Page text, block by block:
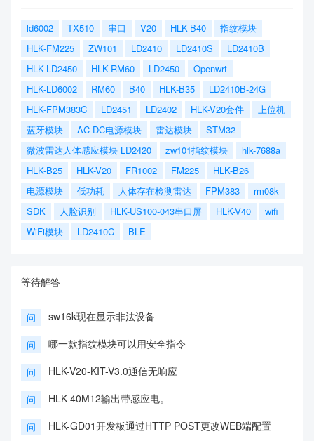
ld6002 TX510 串口 V20 HLK-B40
指纹模块
HLK-FM225
ZW101 LD2410 LD2410S
LD2410B
HLK-LD2450
HLK-RM60 LD2450
Openwrt
HLK-LD6002
RM60 B40 HLK-B35
LD2410B-24G
HLK-FPM383C
LD2451 LD2402 HLK-V20套件
上位机
蓝牙模块
AC-DC电源模块 雷达模块
STM32
微波雷达人体感应模块 LD2420
zw101指纹模块
hlk-7688a
HLK-B25
HLK-V20 FR1002 FM225
HLK-B26
电源模块
低功耗 人体存在检测雷达 FPM383
rm08k
SDK
人脸识别 HLK-US100-043串口屏 HLK-V40
wifi
WiFi模块
LD2410C BLE
等待解答
问 sw16k现在显示非法设备
问 哪一款指纹模块可以用安全指令
问 HLK-V20-KIT-V3.0通信无响应
问 HLK-40M12输出带感应电。
问 HLK-GD01开发板通过HTTP POST更改WEB端配置